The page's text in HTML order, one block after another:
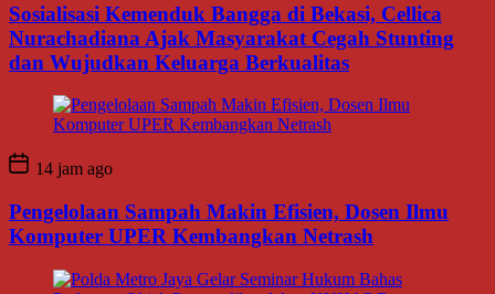
Sosialisasi Kemenduk Bangga di Bekasi, Cellica
Nurachadiana Ajak Masyarakat Cegah Stunting
dan Wujudkan Keluarga Berkualitas
14 jam ago
Pengelolaan Sampah Makin Efisien, Dosen Ilmu
Komputer UPER Kembangkan Netrash